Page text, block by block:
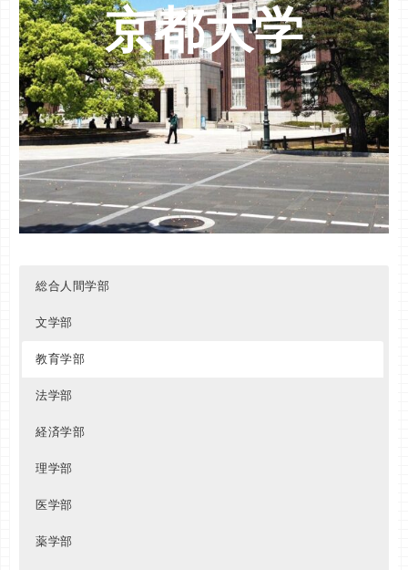
京都大学
総合人間学部
文学部
教育学部
法学部
経済学部
理学部
医学部
薬学部